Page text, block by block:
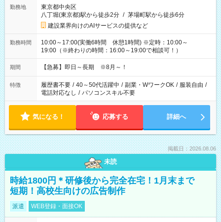
勤務地
東京都中央区
八丁堀(東京都)駅から徒歩2分 / 茅場町駅から徒歩6分
建設業界向けのAIサービスの提供など
勤務時間
10:00～17:00(実働6時間 休憩1時間) ※定時：10:00～
19:00（※終わりの時間：16:00～19:00で相談可！）
期間 【急募】即日～長期 ※8月～！
特徴 履歴書不要 / 40～50代活躍中 / 副業・WワークOK / 服装自由 /
電話対応なし / パソコンスキル不要
気になる！ 応募する 詳細へ
掲載日：2026.08.06
未読
時給1800円＊研修後から完全在宅！1月末まで
短期！高校生向けの広告制作
派遣 WEB登録・面接OK